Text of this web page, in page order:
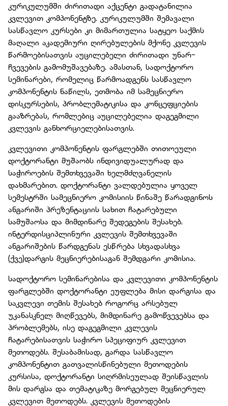
კურიკულუმში ძირითადი აქცენტი გადატანილია
კვლევით კომპონენტზე. კურიკულუმში შემავალი
სასწავლო კურსები კი მიმართულია სატყეო საქმის
მაღალი აკადემიური ღირებულების მქონე კვლევის
წარმოებისათვის აუცილებელი ძირითადი უნარ-
ჩვევების გამომუშავებაზე. ამასთან, სადოქტორო
სემინარები, რომელიც წარმოადგენს სასწავლო
კომპონენტის ნაწილს, ეთმობა იმ სამეცნიერო
დისკურსების, პრობლემატიკისა და კონცეფციების
გააზრებას, რომლებიც აუცილებელია დაგეგმილი
კვლევის განხორციელებისათვის.
კვლევითი კომპონენტის ფარგლებში თითოეული
დოქტორანტი მუშაობს ინდივიდუალურად და
საჭიროების შემთხვევაში ხელმძღვანელის
დახმარებით. დოქტორანტი ვალდებულია ყოველ
სემესტრში სამეცნიერო კომისიის წინაშე წარადგინოს
ანგარიში პრეზენტაციის სახით ჩატარებული
სამუშაოსა და მიმდინარე შედეგების შესახებ.
ინტერდისციპლინური კვლევის შემთხვევაში
ანგარიშების წარდგენას ესწრება სხვადასხვა
(ქვე)დარგის მეცნიერებისაგან შემდგარი კომისია.
სადოქტორო სემინარებისა და კვლევითი კომპონენტის
ფარგლებში დოქტორანტი ეუფლება მისი დარგისა და
საკვლევი თემის შესახებ როგორც არსებულ
უკანასკნელ მიღწევებს, მიმდინარე გამოწვევებსა და
პრობლემებს, ისე დაგეგმილი კვლევის
ჩატარებისათვის საჭირო სპეციფიურ კვლევით
მეთოდებს. შესაბამისად, გარდა სასწავლო
კომპონენტით გათვალისწინებული მეთოდების
კურსისა, დოქტორანტი სიღრმისეულად შეისწავლის
მის დარგსა და თემატიკაზე მორგებულ მეცნიერულ
კვლევით მეთოდებს. კვლევის მეთოდების